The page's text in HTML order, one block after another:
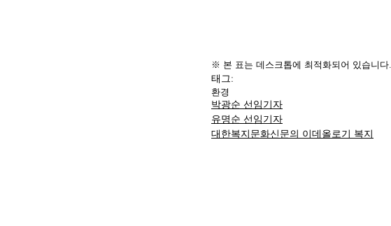
※ 본 표는 데스크톱에 최적화되어 있습니다.
태그:
환경
박광순 선임기자
유명순 선임기자
대한복지문화신문의 이데올로기 복지